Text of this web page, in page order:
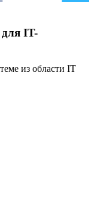
IT-
из области IT